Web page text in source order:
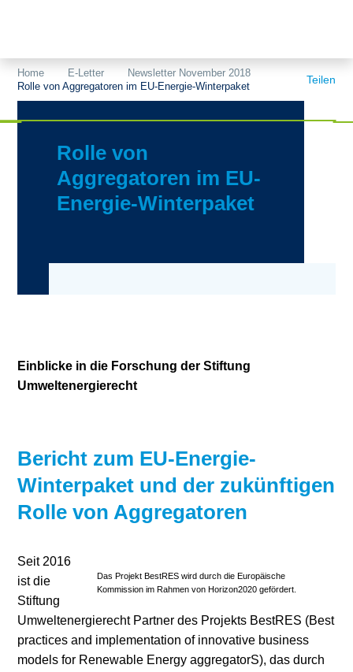
Europa
Grundsatzfragen
Wasserstoff
Publikationen
News
Karriere
Infomaterial
Schriften zum
Umweltenergierecht
Home E-Letter
Newsletter November 2018
Rolle von Aggregatoren im EU-Energie-Winterpaket
Teilen
Rolle von
Aggregatoren im EU-
Energie-Winterpaket
Einblicke in die Forschung der Stiftung
Umweltenergierecht
Bericht zum EU-Energie-
Winterpaket und der zukünftigen
Rolle von Aggregatoren
Das Projekt BestRES wird durch die Europäische
Kommission im Rahmen von Horizon2020 gefördert.
Seit 2016
ist die
Stiftung
Umweltenergierecht Partner des Projekts BestRES (Best
practices and implementation of innovative business
models for Renewable Energy aggregatorS), das durch